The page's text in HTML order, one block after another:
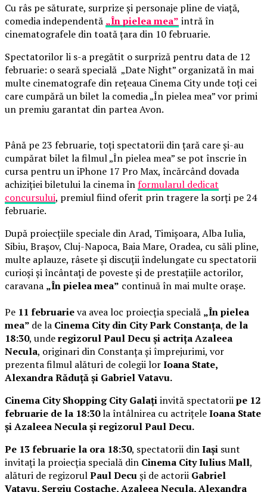
Cu râs pe săturate, surprize și personaje pline de viață,
comedia independentă „În pielea mea” intră în
cinematografele din toată țara din 10 februarie.
Spectatorilor li s-a pregătit o surpriză pentru data de 12
februarie: o seară specială „Date Night” organizată în mai
multe cinematografe din rețeaua Cinema City unde toți cei
care cumpără un bilet la comedia „În pielea mea” vor primi
un premiu garantat din partea Avon.
Până pe 23 februarie, toți spectatorii din țară care și-au
cumpărat bilet la filmul „În pielea mea” se pot înscrie în
cursa pentru un iPhone 17 Pro Max, încărcând dovada
achiziției biletului la cinema înformularul dedicat
concursului, premiul fiind oferit prin tragere la sorți pe 24
februarie.
După proiecțiile speciale din Arad, Timișoara, Alba Iulia,
Sibiu, Brașov, Cluj-Napoca, Baia Mare, Oradea, cu săli pline,
multe aplauze, râsete și discuții îndelungate cu spectatorii
curioși și încântați de poveste și de prestațiile actorilor,
caravana „În pielea mea” continuă în mai multe orașe.
Pe 11 februarieva avea loc proiecția specială „În pielea
mea” de la Cinema City din City Park Constanța, de la
18:30, underegizorul Paul Decu și actrița Azaleea
Necula, originari din Constanța și împrejurimi, vor
prezenta filmul alături de colegii lorIoana State,
Alexandra Răduță și Gabriel Vatavu.
Cinema City Shopping City Galațiinvită spectatoriipe 12
februarie de la 18:30la întâlnirea cu actrițeleIoana State
și Azaleea Necula și regizorul Paul Decu.
Pe 13 februarie la ora 18:30, spectatorii dinIași sunt
invitați la proiecția specială din Cinema City Iulius Mall,
alături de regizorulPaul Decuși de actorii Gabriel
Vatavu, Sergiu Costache, Azaleea Necula, Alexandra